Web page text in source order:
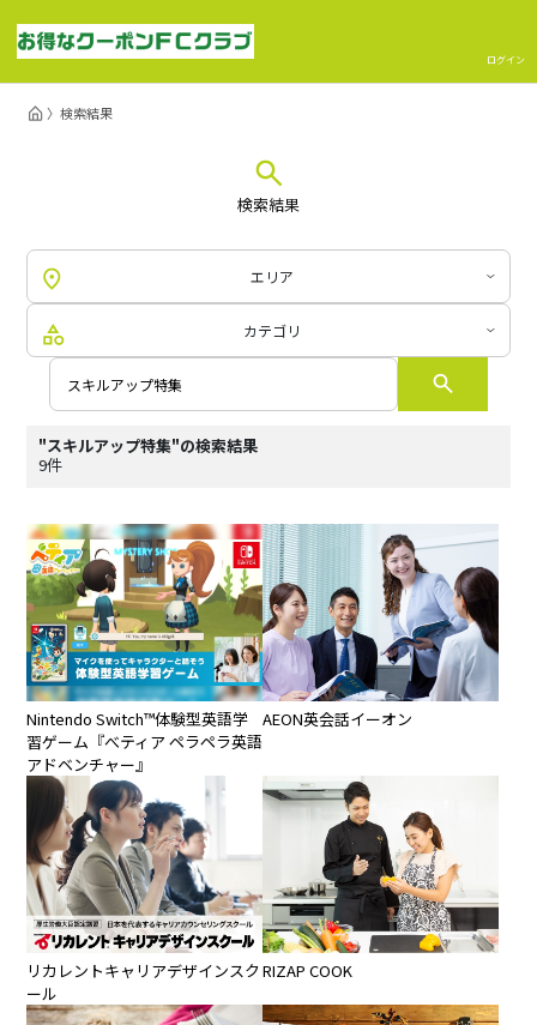
ログイン
検索結果
検索結果
エリア
カテゴリ
"スキルアップ特集"の検索結果
9件
Nintendo Switch™︎体験型英語学
習ゲーム『べティア ペラペラ英語
アドベンチャー』
AEON英会話イーオン
リカレントキャリアデザインスク
ール
RIZAP COOK